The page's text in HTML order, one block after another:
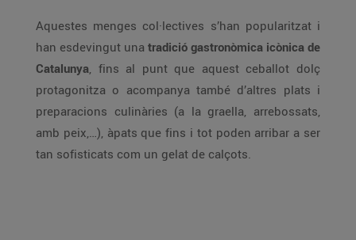
Aquestes menges col·lectives s’han popularitzat i
han esdevingut una tradició gastronòmica icònica de
Catalunya, fins al punt que aquest ceballot dolç
protagonitza o acompanya també d’altres plats i
preparacions culinàries (a la graella, arrebossats,
amb peix,…), àpats que fins i tot poden arribar a ser
tan sofisticats com un gelat de calçots.